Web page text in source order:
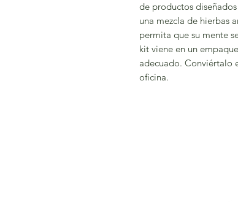
de productos
una mezcla de hierbas
permita que su mente
kit viene en un
adecuado. Conviértalo
oficina.